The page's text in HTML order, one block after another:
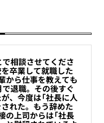
相談させてくださ
卒業して就職した
から仕事を教えても
で退職。その後すぐ
、今度は「社長に人
れた。もう辞めた
の上司からは「社長